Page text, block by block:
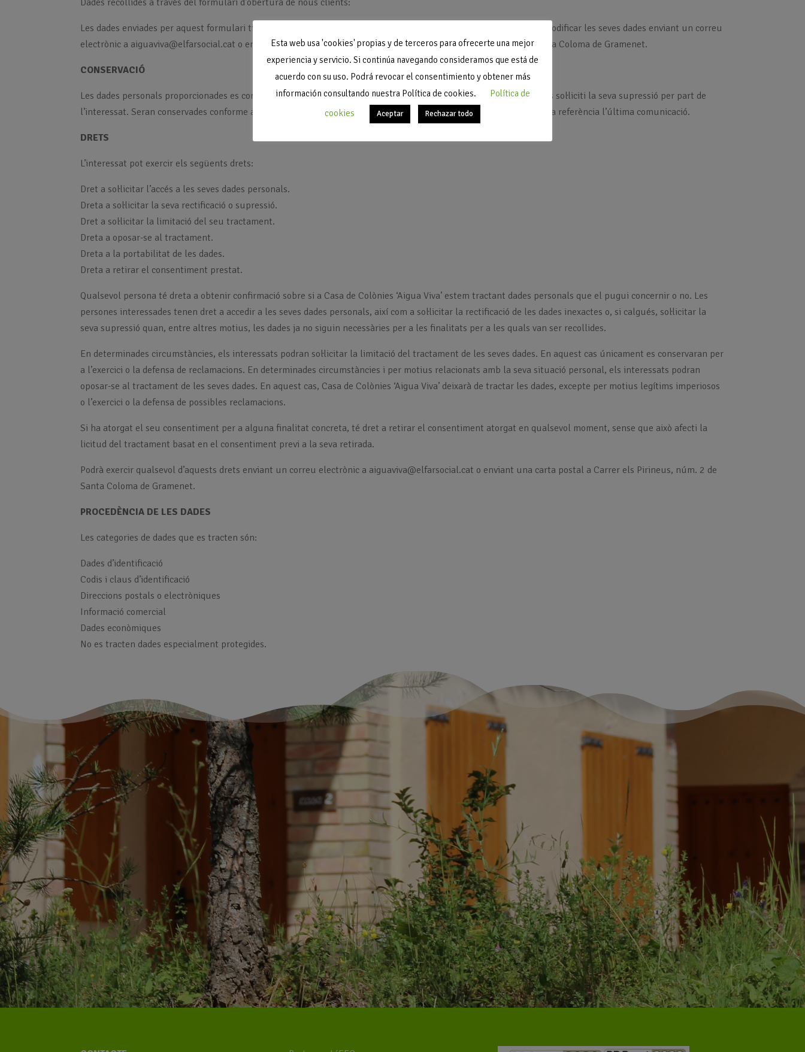
Les dades enviades per aquest formulari tindran finalitat comercial, gestió administrativa, comptable i fiscal. Pot modificar les seves dades enviant un correu
electrònic a aiguaviva@elfarsocial.cat o enviant una carta per correu ordinari a Carrer els Pirineus, núm. 2 de Santa Coloma de Gramenet.
CONSERVACIÓ
Les dades personals proporcionades es conservaran durant la relació comercial entre ambdues parts i mentre no es sol·liciti la seva supressió per part de
l’interessat. Seran conservades conforme als terminis legals establerts en matèria fiscal i comptable, prenent com a referència l’última comunicació.
DRETS
L’interessat pot exercir els següents drets:
Dret a sol·licitar l’accés a les seves dades personals.
Dreta a sol·licitar la seva rectificació o supressió.
Dret a sol·licitar la limitació del seu tractament.
Dreta a oposar-se al tractament.
Dreta a la portabilitat de les dades.
Dreta a retirar el consentiment prestat.
Qualsevol persona té dreta a obtenir confirmació sobre si a Casa de Colònies ‘Aigua Viva’ estem tractant dades personals que el pugui concernir o no. Les
persones interessades tenen dret a accedir a les seves dades personals, així com a sol·licitar la rectificació de les dades inexactes o, si calgués, sol·licitar la
seva supressió quan, entre altres motius, les dades ja no siguin necessàries per a les finalitats per a les quals van ser recollides.
En determinades circumstàncies, els interessats podran sol·licitar la limitació del tractament de les seves dades. En aquest cas únicament es conservaran per
a l’exercici o la defensa de reclamacions. En determinades circumstàncies i per motius relacionats amb la seva situació personal, els interessats podran
oposar-se al tractament de les seves dades. En aquest cas, Casa de Colònies ‘Aigua Viva’ deixarà de tractar les dades, excepte per motius legítims imperiosos
o l’exercici o la defensa de possibles reclamacions.
Si ha atorgat el seu consentiment per a alguna finalitat concreta, té dret a retirar el consentiment atorgat en qualsevol moment, sense que això afecti la
licitud del tractament basat en el consentiment previ a la seva retirada.
Podrà exercir qualsevol d’aquests drets enviant un correu electrònic a aiguaviva@elfarsocial.cat o enviant una carta postal a Carrer els Pirineus, núm. 2 de
Santa Coloma de Gramenet.
PROCEDÈNCIA DE LES DADES
Les categories de dades que es tracten són:
Dades d’identificació
Codis i claus d’identificació
Direccions postals o electròniques
Informació comercial
Dades econòmiques
No es tracten dades especialment protegides.
Esta web usa 'cookies' propias y de terceros para ofrecerte una mejor
experiencia y servicio. Si continúa navegando consideramos que está de
acuerdo con su uso. Podrá revocar el consentimiento y obtener más
información consultando nuestra Política de cookies.
Política de
cookies
Aceptar Rechazar todo